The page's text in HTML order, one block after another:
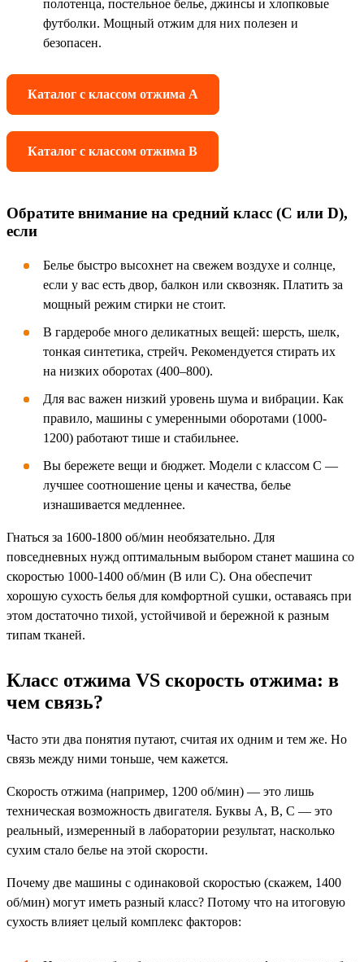
полотенца, постельное белье, джинсы и хлопковые
футболки. Мощный отжим для них полезен и
безопасен.
Каталог с классом отжима A
Каталог с классом отжима B
Обратите внимание на средний класс (C или D),
если
Белье быстро высохнет на свежем воздухе и солнце,
если у вас есть двор, балкон или сквозняк. Платить за
мощный режим стирки не стоит.
В гардеробе много деликатных вещей: шерсть, шелк,
тонкая синтетика, стрейч. Рекомендуется стирать их
на низких оборотах (400–800).
Для вас важен низкий уровень шума и вибрации. Как
правило, машины с умеренными оборотами (1000-
1200) работают тише и стабильнее.
Вы бережете вещи и бюджет. Модели с классом C —
лучшее соотношение цены и качества, белье
изнашивается медленнее.
Гнаться за 1600-1800 об/мин необязательно. Для
повседневных нужд оптимальным выбором станет машина со
скоростью 1000-1400 об/мин (B или C). Она обеспечит
хорошую сухость белья для комфортной сушки, оставаясь при
этом достаточно тихой, устойчивой и бережной к разным
типам тканей.
Класс отжима VS скорость отжима: в
чем связь?
Часто эти два понятия путают, считая их одним и тем же. Но
связь между ними тоньше, чем кажется.
Скорость отжима (например, 1200 об/мин) — это лишь
техническая возможность двигателя. Буквы А, B, C — это
реальный, измеренный в лаборатории результат, насколько
сухим стало белье на этой скорости.
Почему две машины с одинаковой скоростью (скажем, 1400
об/мин) могут иметь разный класс? Потому что на итоговую
сухость влияет целый комплекс факторов: